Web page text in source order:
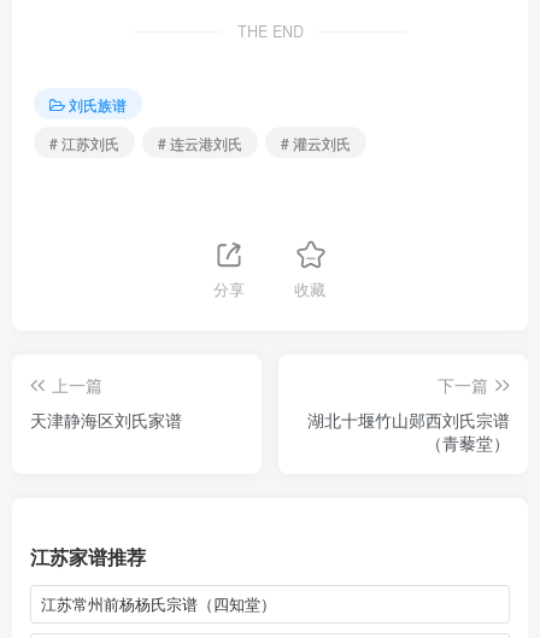
THE END
刘氏族谱
# 江苏刘氏
# 连云港刘氏 # 灌云刘氏
分享 收藏
上一篇
天津静海区刘氏家谱
下一篇
湖北十堰竹山郧西刘氏宗谱
（青藜堂）
江苏家谱推荐
江苏常州前杨杨氏宗谱（四知堂）